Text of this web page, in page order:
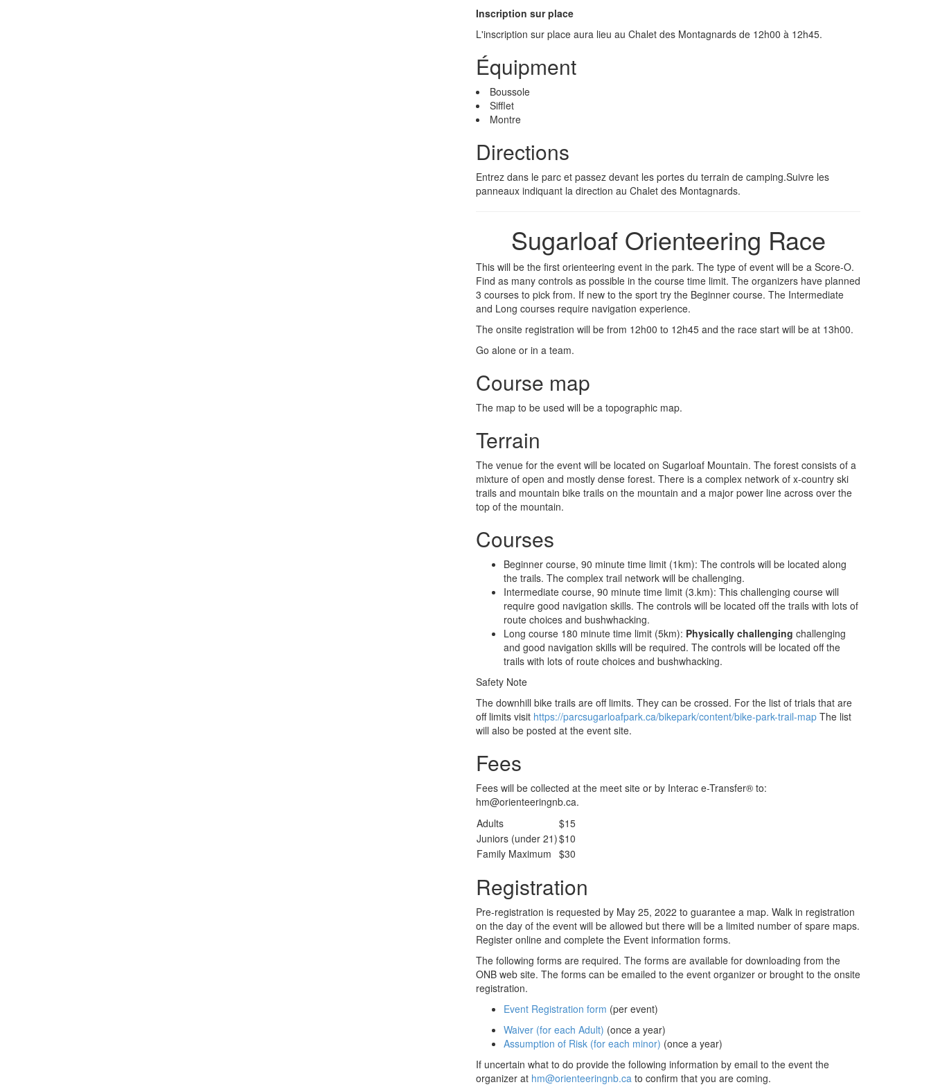
Inscription sur place
L'inscription sur place aura lieu au Chalet des Montagnards de 12h00 à 12h45.
Équipment
Boussole
Sifflet
Montre
Directions
Entrez dans le parc et passez devant les portes du terrain de camping.Suivre les
panneaux indiquant la direction au Chalet des Montagnards.
Sugarloaf Orienteering Race
This will be the first orienteering event in the park. The type of event will be a Score-O.
Find as many controls as possible in the course time limit. The organizers have planned
3 courses to pick from. If new to the sport try the Beginner course. The Intermediate
and Long courses require navigation experience.
The onsite registration will be from 12h00 to 12h45 and the race start will be at 13h00.
Go alone or in a team.
Course map
The map to be used will be a topographic map.
Terrain
The venue for the event will be located on Sugarloaf Mountain. The forest consists of a
mixture of open and mostly dense forest. There is a complex network of x-country ski
trails and mountain bike trails on the mountain and a major power line across over the
top of the mountain.
Courses
Beginner course, 90 minute time limit (1km): The controls will be located along
the trails. The complex trail network will be challenging.
Intermediate course, 90 minute time limit (3.km): This challenging course will
require good navigation skills. The controls will be located off the trails with lots of
route choices and bushwhacking.
Long course 180 minute time limit (5km): Physically challenging challenging
and good navigation skills will be required. The controls will be located off the
trails with lots of route choices and bushwhacking.
Safety Note
The downhill bike trails are off limits. They can be crossed. For the list of trials that are
off limits visit https://parcsugarloafpark.ca/bikepark/content/bike-park-trail-map The list
will also be posted at the event site.
Fees
Fees will be collected at the meet site or by Interac e-Transfer® to:
hm@orienteeringnb.ca.
Adults
$15
Juniors (under 21)$10
Family Maximum $30
Registration
Pre-registration is requested by May 25, 2022 to guarantee a map. Walk in registration
on the day of the event will be allowed but there will be a limited number of spare maps.
Register online and complete the Event information forms.
The following forms are required. The forms are available for downloading from the
ONB web site. The forms can be emailed to the event organizer or brought to the onsite
registration.
Event Registration form (per event)
Waiver (for each Adult) (once a year)
Assumption of Risk (for each minor) (once a year)
If uncertain what to do provide the following information by email to the event the
organizer at hm@orienteeringnb.ca to confirm that you are coming.